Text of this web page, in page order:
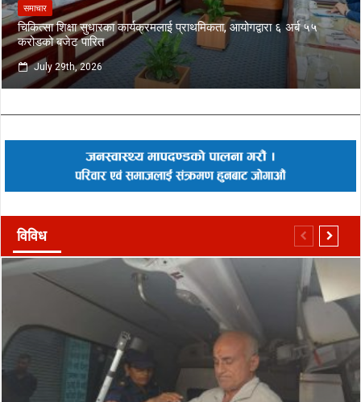
समाचार
चिकित्सा शिक्षा सुधारका कार्यक्रमलाई प्राथमिकता, आयोगद्वारा ६ अर्ब ५५
करोडको बजेट पारित
July 29th, 2026
विविध